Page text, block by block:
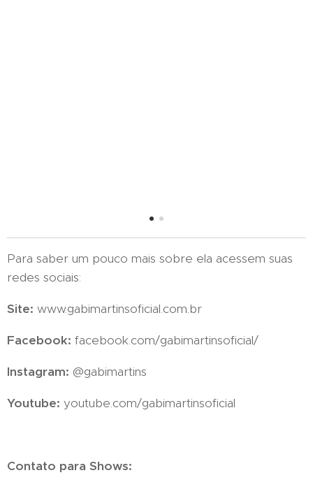
Para saber um pouco mais sobre ela acessem suas
redes sociais:
Site: www.gabimartinsoficial.com.br
Facebook: facebook.com/gabimartinsoficial/
Instagram: @gabimartins
Youtube: youtube.com/gabimartinsoficial
Contato para Shows: